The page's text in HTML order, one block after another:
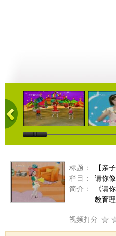
01:59
标题：
【亲
栏目：
请你
简介：
《请
教育
视频打分